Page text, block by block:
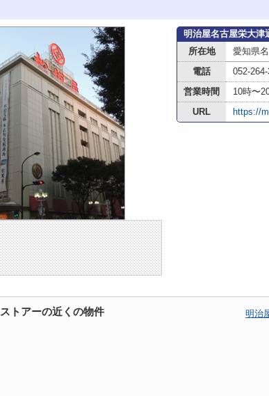
明治屋名古屋栄大津
所在地
愛知県
電話
052-
営業時間
10時〜
URL
https://
トアーの近くの物件 明治